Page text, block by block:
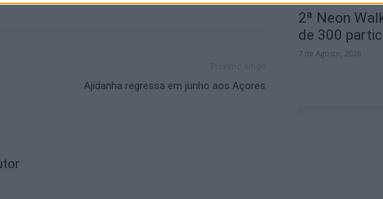
Ajidanha regressa em junho aos Açores
2ª Neon
de 300
7 de Agosto, 2026